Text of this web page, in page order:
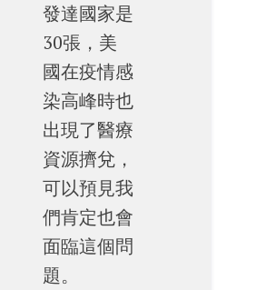
發達國家是
30張，美
國在疫情感
染高峰時也
出現了醫療
資源擠兌，
可以預見我
們肯定也會
面臨這個問
題。